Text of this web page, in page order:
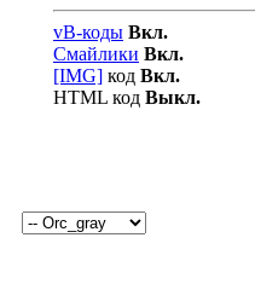
vB-коды Вкл.
Смайлики Вкл.
[IMG] код Вкл.
HTML код Выкл.